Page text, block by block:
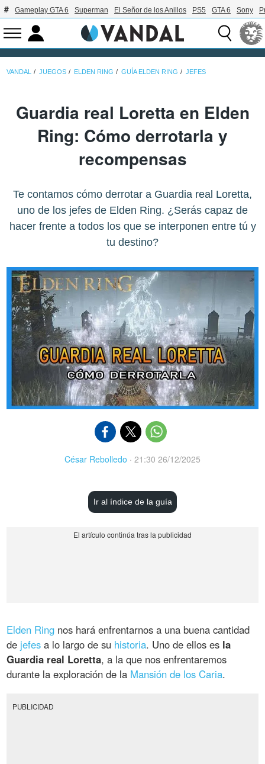
Gameplay GTA 6 Superman El Señor de los Anillos PS5 GTA 6 Sony
VANDAL JUEGOS ELDEN RING GUÍA ELDEN RING JEFES
Guardia real Loretta en Elden
Ring: Cómo derrotarla y
recompensas
Te contamos cómo derrotar a Guardia real Loretta,
uno de los jefes de Elden Ring. ¿Serás capaz de
hacer frente a todos los que se interponen entre tú y
tu destino?
César Rebolledo · 21:30 26/12/2025
Ir al índice de la guía
Elden Ring nos hará enfrentarnos a una buena cantidad
de jefes a lo largo de su historia. Uno de ellos es la
Guardia real Loretta, a la que nos enfrentaremos
durante la exploración de la Mansión de los Caria.
PUBLICIDAD